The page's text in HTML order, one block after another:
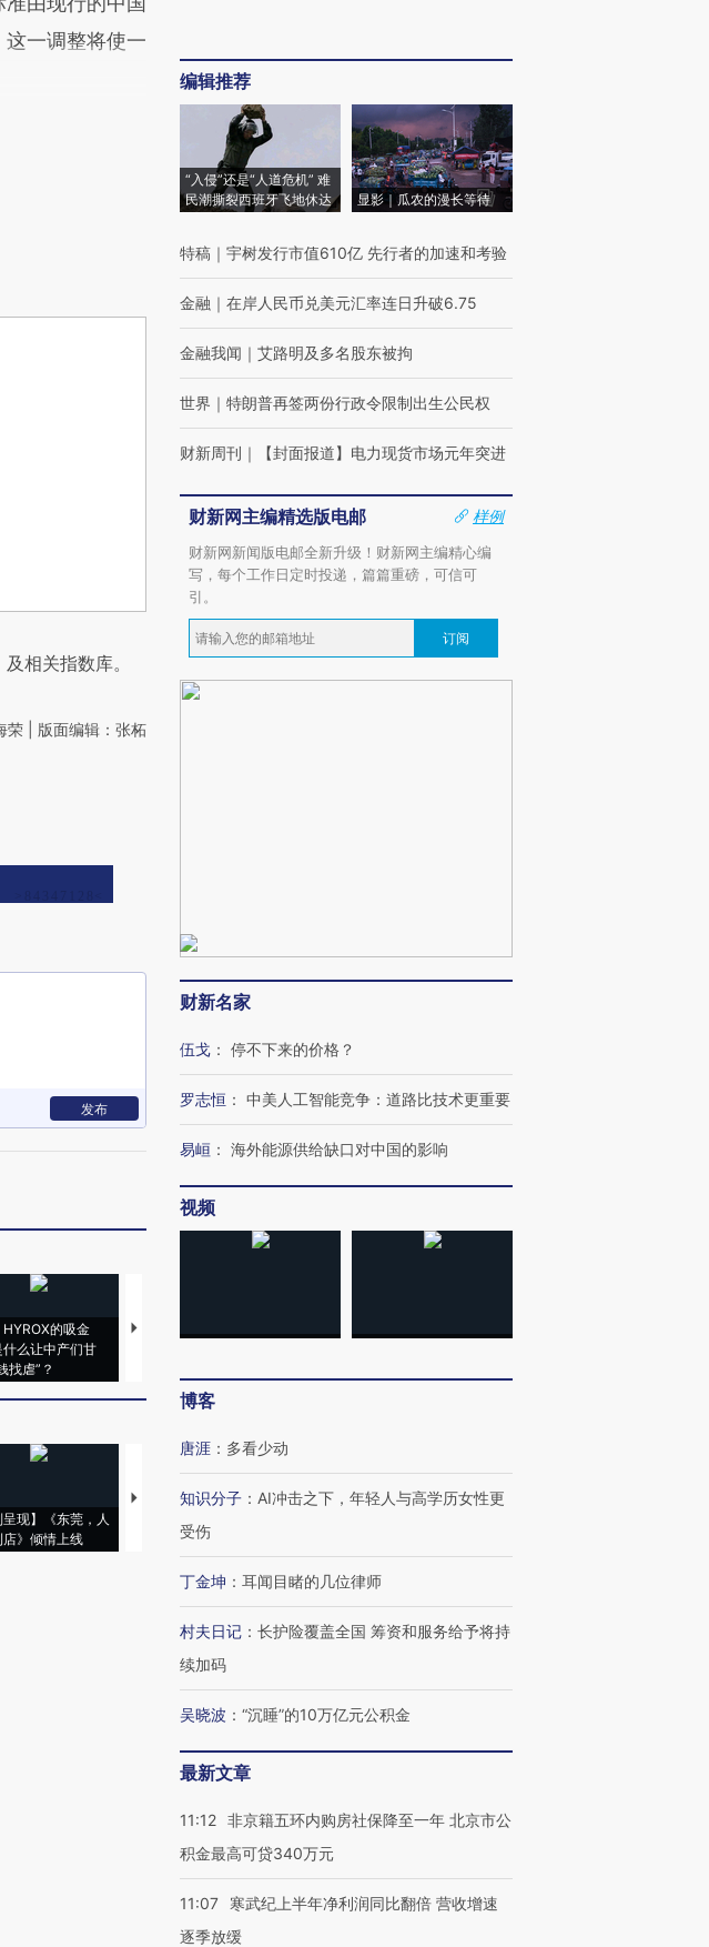
一调整将使一
相关指数库。
荣 | 版面编辑：张柘
发布
的吸金
什么让中产们甘
找虐”？
马航飞行员跨国走私7万
呈现】《东莞，人
店》倾情上线
【推广】走进第四届链博
【商旅对话】华住集团
编辑推荐
“入侵”还是“人道危机” 难
民潮撕裂西班牙飞地休达
显影｜瓜农的漫长等待
特稿 ｜ 宇树发行市值610亿 先行者的加速和考验
金融 ｜ 在岸人民币兑美元汇率连日升破6.75
金融我闻 ｜ 艾路明及多名股东被拘
世界 ｜ 特朗普再签两份行政令限制出生公民权
财新周刊 ｜ 【封面报道】电力现货市场元年突进
财新网主编精选版电邮
样例
财新网新闻版电邮全新升级！财新网主编精心编
写，每个工作日定时投递，篇篇重磅，可信可
引。
订阅
财新名家
伍戈 ： 停不下来的价格？
罗志恒 ： 中美人工智能竞争：道路比技术更重要
易峘 ： 海外能源供给缺口对中国的影响
视频
博客
唐涯 ： 多看少动
知识分子 ： AI冲击之下，年轻人与高学历女性更
受伤
丁金坤 ： 耳闻目睹的几位律师
村夫日记 ： 长护险覆盖全国 筹资和服务给予将持
续加码
吴晓波 ： “沉睡”的10万亿元公积金
最新文章
11:12 非京籍五环内购房社保降至一年 北京市公
积金最高可贷340万元
11:07
寒武纪上半年净利润同比翻倍 营收增速
逐季放缓